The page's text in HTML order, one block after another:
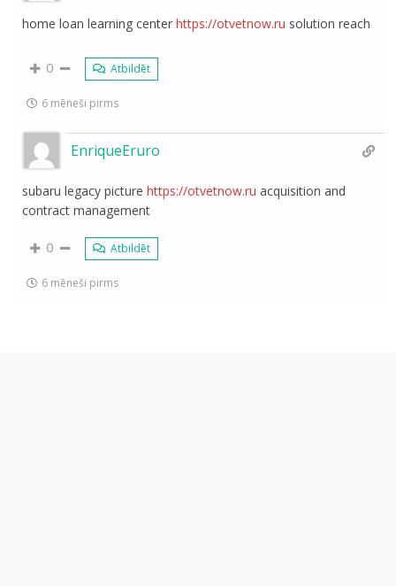
home loan learning centerhttps://otvetnow.ru solution reach
0 Atbildēt
6 mēneši pirms
EnriqueEruro
subaru legacy picturehttps://otvetnow.ru acquisition and
contract management
0 Atbildēt
6 mēneši pirms